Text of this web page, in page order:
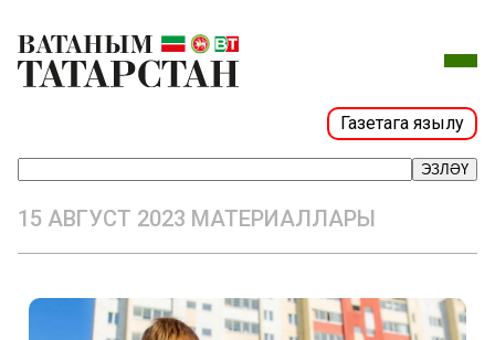
Газетага язылу
ЭЗЛӘҮ
15 АВГУСТ 2023 МАТЕРИАЛЛАРЫ